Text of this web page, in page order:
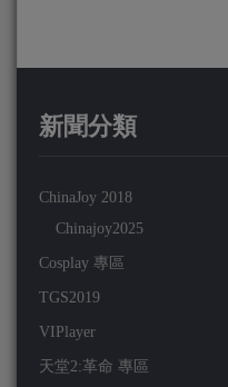
新聞分類
ChinaJoy 2018
Chinajoy2025
Cosplay 專區
TGS2019
VIPlayer
天堂2:革命 專區